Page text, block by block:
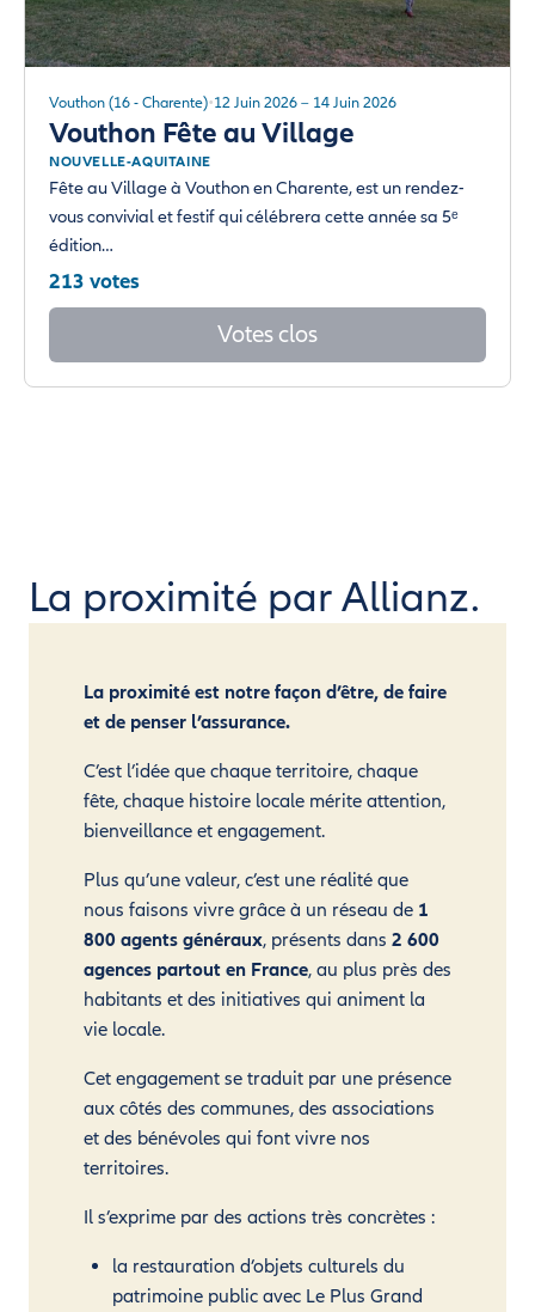
Vouthon (16 - Charente) 12 Juin 2026 – 14 Juin 2026
Vouthon Fête au Village
NOUVELLE-AQUITAINE
Fête au Village à Vouthon en Charente, est un rendez-
vous convivial et festif qui célébrera cette année sa 5ᵉ
édition…
213 votes
Votes clos
La proximité par Allianz.
La proximité est notre façon d’être, de faire
et de penser l’assurance.
C’est l’idée que chaque territoire, chaque
fête, chaque histoire locale mérite attention,
bienveillance et engagement.
Plus qu’une valeur, c’est une réalité que
nous faisons vivre grâce à un réseau de 1
800 agents généraux, présents dans 2 600
agences partout en France, au plus près des
habitants et des initiatives qui animent la
vie locale.
Cet engagement se traduit par une présence
aux côtés des communes, des associations
et des bénévoles qui font vivre nos
territoires.
Il s’exprime par des actions très concrètes :
la restauration d’objets culturels du
patrimoine public avec Le Plus Grand